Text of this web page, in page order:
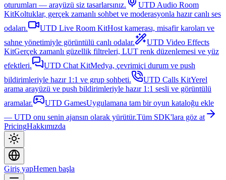
oturumları — arayüzü siz tasarlarsınız.
UTD Audio Room
KitKoltuklar, gerçek zamanlı sohbet ve moderasyonla hazır canlı ses
odaları.
UTD Live Room KitHost kamerası, misafir karoları ve
sahne yönetimiyle görüntülü canlı odalar.
UTD Video Effects
KitGerçek zamanlı güzellik filtreleri, LUT renk düzenlemesi ve yüz
efektleri.
UTD Chat KitMedya, çevrimiçi durum ve push
bildirimleriyle hazır 1:1 ve grup sohbeti.
UTD Calls KitYerel
arama arayüzü ve push bildirimleriyle hazır 1:1 sesli ve görüntülü
aramalar.
UTD GamesUygulamana tam bir oyun kataloğu ekle
— UTD onu senin ajansın olarak yürütür.Tüm SDK'lara göz at
PricingHakkımızda
Giriş yapHemen başla